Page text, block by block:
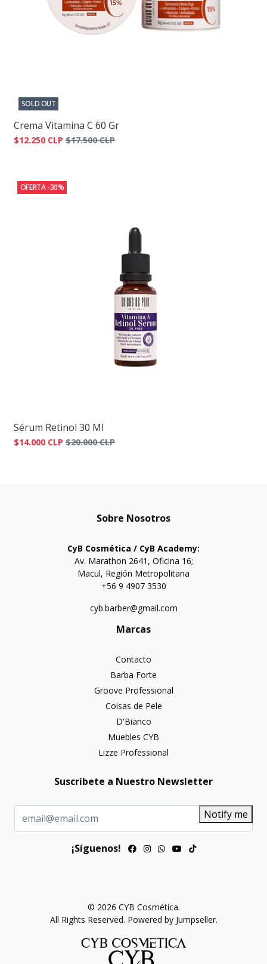
SOLD OUT
Crema Vitamina C 60 Gr
$12.250 CLP $17.500 CLP
OFERTA -30%
Sérum Retinol 30 Ml
$14.000 CLP $20.000 CLP
Sobre Nosotros
CyB Cosmética / CyB Academy:
Av. Marathon 2641, Oficina 16;
Macul, Región Metropolitana
+56 9 4907 3530
cyb.barber@gmail.com
Marcas
Contacto
Barba Forte
Groove Professional
Coisas de Pele
D'Bianco
Muebles CYB
Lizze Professional
Suscríbete a Nuestro Newsletter
Notify me
¡Síguenos!
© 2026 CYB Cosmética.
All Rights Reserved. Powered by Jumpseller.